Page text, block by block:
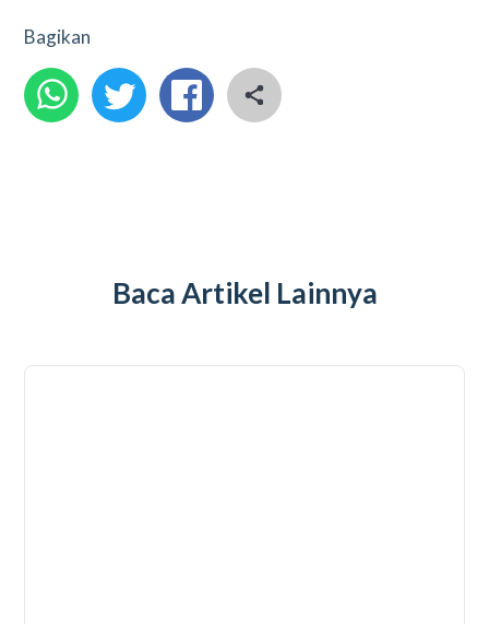
Bagikan
Baca Artikel Lainnya